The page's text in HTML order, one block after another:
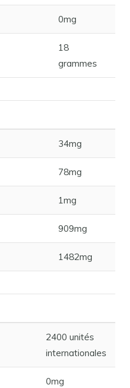
0mg
18
grammes
34mg
78mg
1mg
909mg
1482mg
2400 unités
internationales
0mg